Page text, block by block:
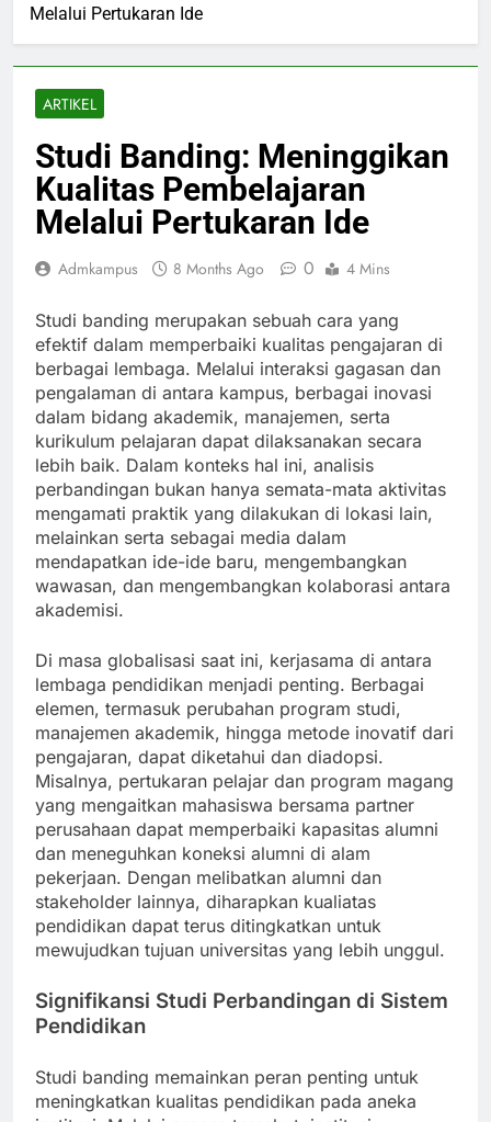
Melalui Pertukaran Ide
ARTIKEL
Studi Banding: Meninggikan
Kualitas Pembelajaran
Melalui Pertukaran Ide
Admkampus 8 Months Ago 0 4 Mins
Studi banding merupakan sebuah cara yang
efektif dalam memperbaiki kualitas pengajaran di
berbagai lembaga. Melalui interaksi gagasan dan
pengalaman di antara kampus, berbagai inovasi
dalam bidang akademik, manajemen, serta
kurikulum pelajaran dapat dilaksanakan secara
lebih baik. Dalam konteks hal ini, analisis
perbandingan bukan hanya semata-mata aktivitas
mengamati praktik yang dilakukan di lokasi lain,
melainkan serta sebagai media dalam
mendapatkan ide-ide baru, mengembangkan
wawasan, dan mengembangkan kolaborasi antara
akademisi.
Di masa globalisasi saat ini, kerjasama di antara
lembaga pendidikan menjadi penting. Berbagai
elemen, termasuk perubahan program studi,
manajemen akademik, hingga metode inovatif dari
pengajaran, dapat diketahui dan diadopsi.
Misalnya, pertukaran pelajar dan program magang
yang mengaitkan mahasiswa bersama partner
perusahaan dapat memperbaiki kapasitas alumni
dan meneguhkan koneksi alumni di alam
pekerjaan. Dengan melibatkan alumni dan
stakeholder lainnya, diharapkan kualiatas
pendidikan dapat terus ditingkatkan untuk
mewujudkan tujuan universitas yang lebih unggul.
Signifikansi Studi Perbandingan di Sistem
Pendidikan
Studi banding memainkan peran penting untuk
meningkatkan kualitas pendidikan pada aneka